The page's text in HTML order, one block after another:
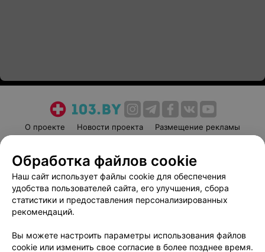
О проекте Новости проекта
Размещение рекламы
Пользовательское соглашение
Способы оплаты
Вакансии
Партнеры
Написать руководителю 103.by
Обработка персональных данных
Обработка файлов cookie
Наш сайт использует файлы cookie для обеспечения
удобства пользователей сайта, его улучшения, сбора
статистики и предоставления персонализированных
рекомендаций.
Вы можете настроить параметры использования файлов
cookie или изменить свое согласие в более позднее время.